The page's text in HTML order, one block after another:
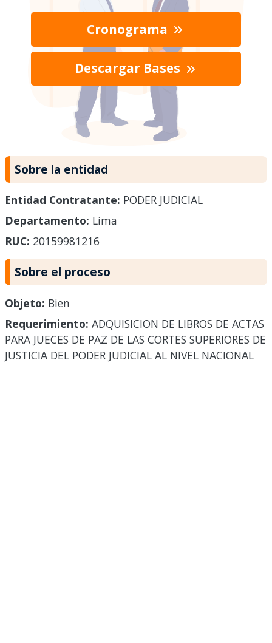
Cronograma
Descargar Bases
Sobre la entidad
Entidad Contratante: PODER JUDICIAL
Departamento: Lima
RUC: 20159981216
Sobre el proceso
Objeto: Bien
Requerimiento: ADQUISICION DE LIBROS DE ACTAS
PARA JUECES DE PAZ DE LAS CORTES SUPERIORES DE
JUSTICIA DEL PODER JUDICIAL AL NIVEL NACIONAL